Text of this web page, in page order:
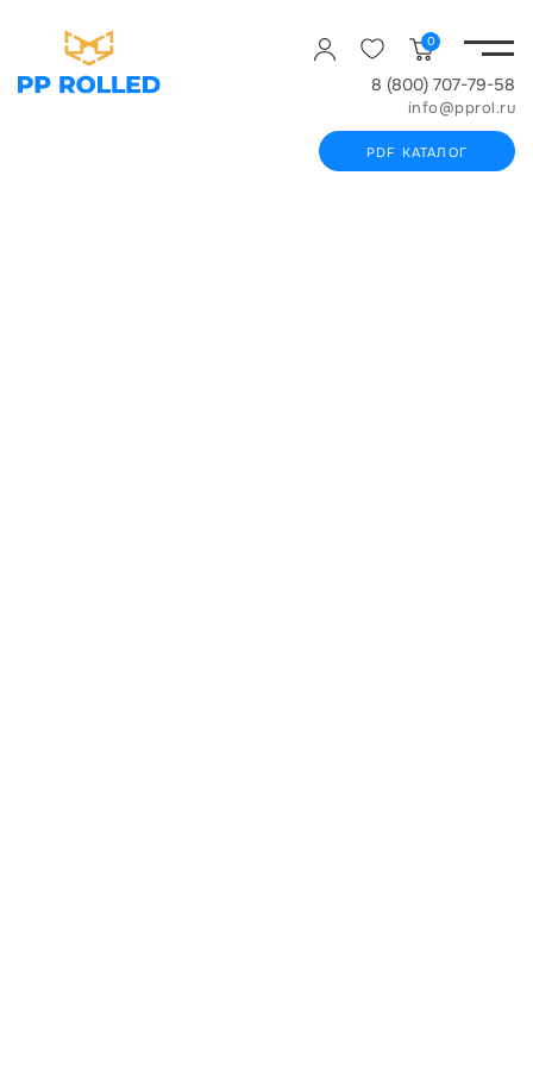
0
8 (800) 707-79-58
info@pprol.ru
PDF КАТАЛОГ